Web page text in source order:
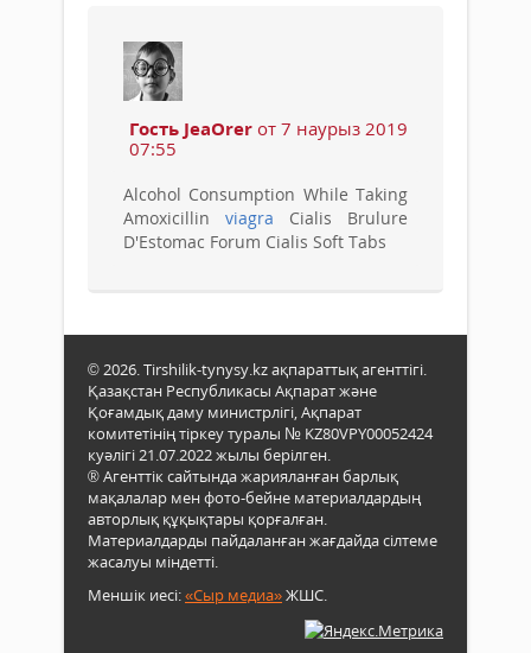
Гость JeaOrer от 7 наурыз 2019
07:55
Alcohol Consumption While Taking
Amoxicillin viagra Cialis Brulure
D'Estomac Forum Cialis Soft Tabs
© 2026. Tirshilik-tynysy.kz ақпараттық агенттігі.
Қазақстан Республикасы Ақпарат және
Қоғамдық даму министрлігі, Ақпарат
комитетінің тіркеу туралы № KZ80VPY00052424
куәлігі 21.07.2022 жылы берілген.
® Агенттік сайтында жарияланған барлық
мақалалар мен фото-бейне материалдардың
авторлық құқықтары қорғалған.
Материалдарды пайдаланған жағдайда сілтеме
жасалуы міндетті.
Меншік иесі:«Сыр медиа»ЖШС.